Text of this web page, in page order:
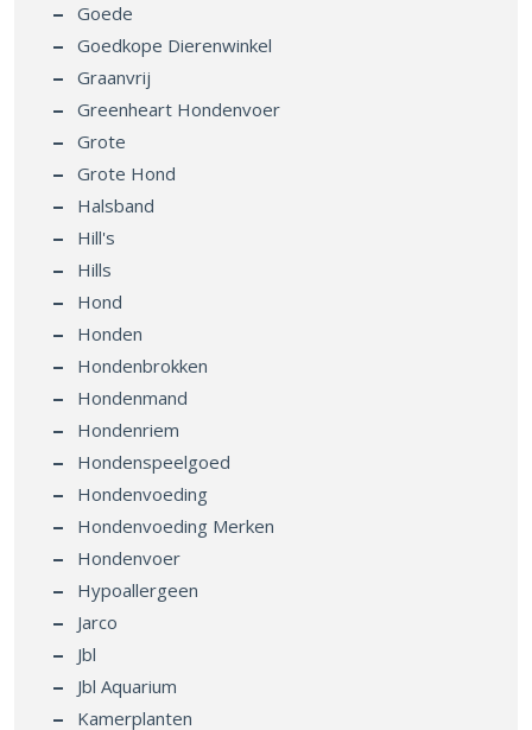
Goede
Goedkope Dierenwinkel
Graanvrij
Greenheart Hondenvoer
Grote
Grote Hond
Halsband
Hill's
Hills
Hond
Honden
Hondenbrokken
Hondenmand
Hondenriem
Hondenspeelgoed
Hondenvoeding
Hondenvoeding Merken
Hondenvoer
Hypoallergeen
Jarco
Jbl
Jbl Aquarium
Kamerplanten